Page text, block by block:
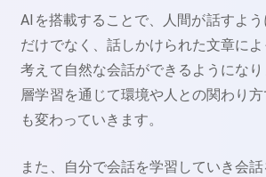
AIを搭載することで、人間が話すよ
だけでなく、話しかけられた文章に
考えて自然な会話ができるようにな
層学習を通じて環境や人との関わり
も変わっていきます。
また、自分で会話を学習していき会話